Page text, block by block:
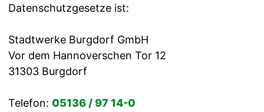
Datenschutzgesetze ist:
Stadtwerke Burgdorf GmbH
Vor dem Hannoverschen Tor 12
31303 Burgdorf
Telefon: 05136 / 97 14-0